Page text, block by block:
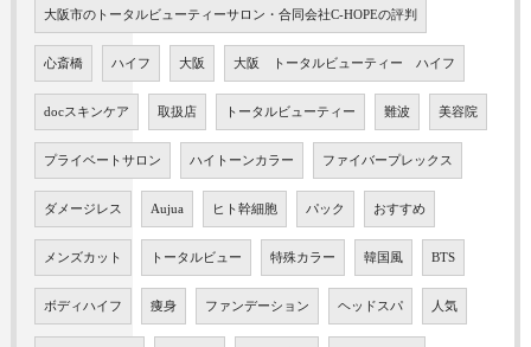
大阪市のトータルビューティーサロン・合同会社C-HOPEの評判
心斎橋 ハイフ 大阪 大阪 トータルビューティー ハイフ
docスキンケア 取扱店 トータルビューティー 難波 美容院
プライベートサロン ハイトーンカラー ファイバープレックス
ダメージレス Aujua ヒト幹細胞 パック おすすめ
メンズカット トータルビュー 特殊カラー 韓国風 BTS
ボディハイフ 痩身 ファンデーション ヘッドスパ 人気